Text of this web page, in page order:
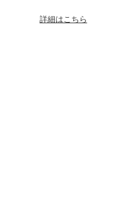
詳細はこちら